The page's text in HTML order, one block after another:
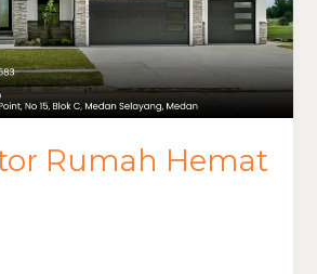
Rumah Hemat